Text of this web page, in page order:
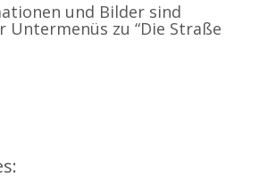
und Bilder sind
Untermenüs zu “Die Straße